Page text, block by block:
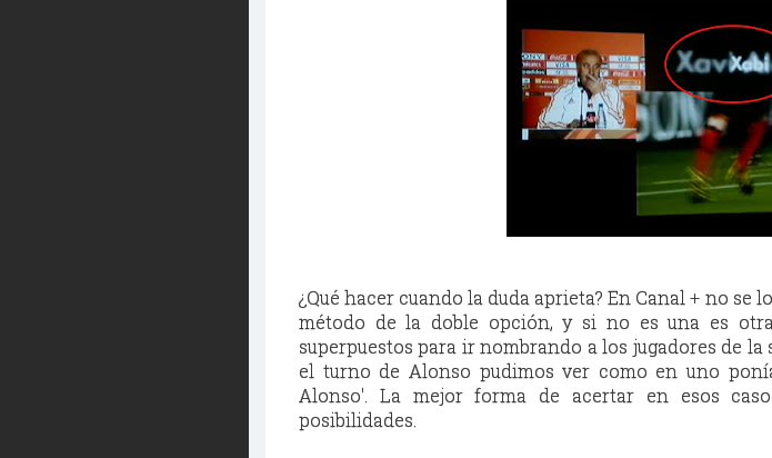
¿Qué hacer cuando la duda aprieta? En Canal + no
método de la doble opción, y si no es una es
superpuestos para ir nombrando a los jugadores de
el turno de Alonso pudimos ver como en uno
Alonso'. La mejor forma de acertar en esos
posibilidades.